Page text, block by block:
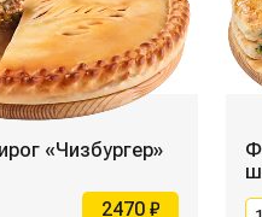
«Чизбургер»
2470 ₽